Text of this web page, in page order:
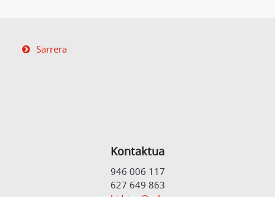
Sarrera
Kontaktua
946 006 117
627 649 863